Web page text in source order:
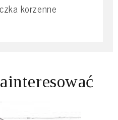
korzenne